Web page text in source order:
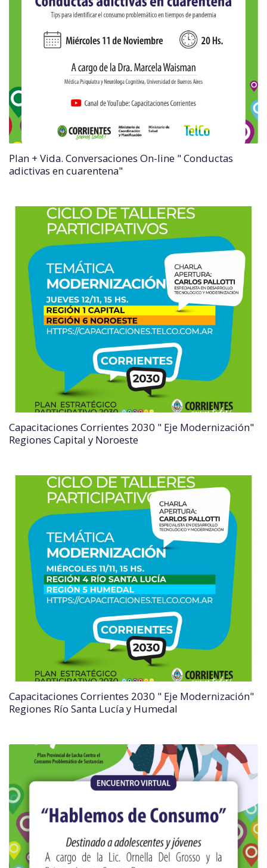
Plan + Vida. Conversaciones On-line " Conductas
adictivas en cuarentena"
Capacitaciones Corrientes 2030 " Eje Modernización"
Regiones Capital y Noroeste
Capacitaciones Corrientes 2030 " Eje Modernización"
Regiones Río Santa Lucía y Humedal